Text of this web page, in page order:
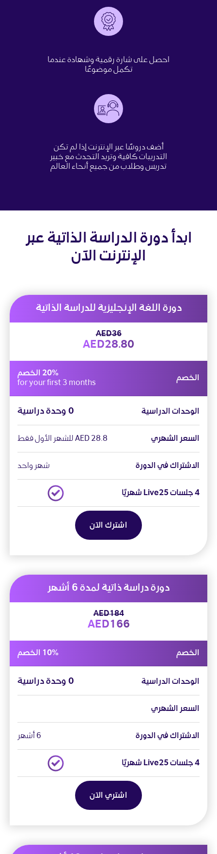
احصل على شارة رقمية وشهادة عندما
تكمل موضوعًا
أضف دروسًا عبر الإنترنت إذا لم تكن
التدريبات كافية وتريد التحدث مع خبير
تدريس وطلاب من جميع أنحاء العالم
ابدأ دورة الدراسة الذاتية عبر
الإنترنت الآن
دورة اللغة الإنجليزية للدراسة الذاتية
AED36
AED28.80
الخصم
20% الخصم
for your first 3 months
الوحدات الدراسية 0 وحدة دراسية
السعر الشهري 28.8 AED للشهر الأول فقط
الاشتراك في الدورة شهر واحد
4 جلسات Live25 شهريًا
اشترك الآن
دورة دراسة ذاتية لمدة 6 أشهر
AED184
AED166
الخصم 10% الخصم
الوحدات الدراسية 0 وحدة دراسية
السعر الشهري
الاشتراك في الدورة 6 أشهر
4 جلسات Live25 شهريًا
اشتري الآن